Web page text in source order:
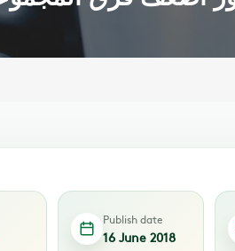
Publish date
16 June 2018